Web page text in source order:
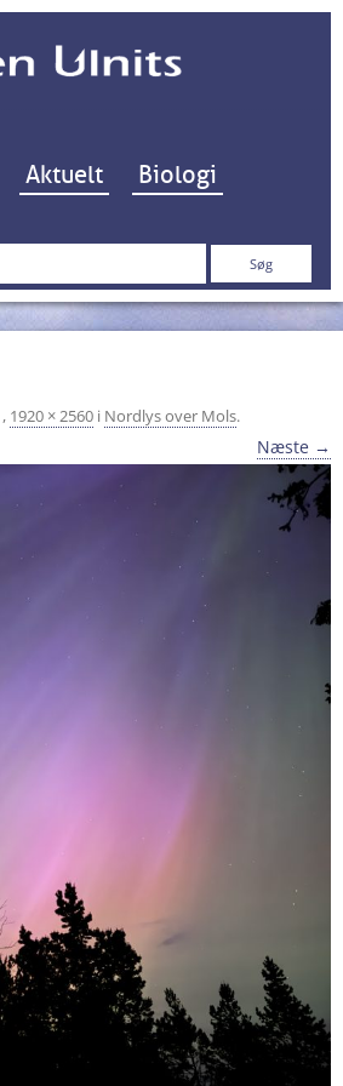
Hop til indhold
Aktuelt Biologi
, 1920 × 2560 i Nordlys over Mols.
Næste →